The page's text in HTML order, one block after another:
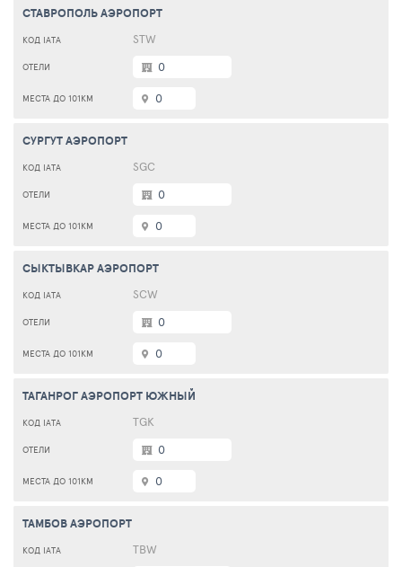
СТАВРОПОЛЬ АЭРОПОРТ
STW
0
0
СУРГУТ АЭРОПОРТ
SGC
0
0
СЫКТЫВКАР АЭРОПОРТ
SCW
0
0
ТАГАНРОГ АЭРОПОРТ ЮЖНЫЙ
TGK
0
0
ТАМБОВ АЭРОПОРТ
TBW